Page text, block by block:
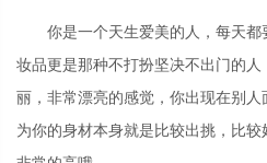
你是一个天生爱美的人，每天
妆品更是那种不打扮坚决不出门的
丽，非常漂亮的感觉，你出现在别
为你的身材本身就是比较出挑，比较